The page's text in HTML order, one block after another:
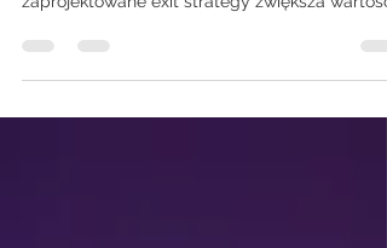
pesymizmu, lecz profesjonalizmu. Dobrze
zaprojektowane exit strategy zwiększa wartość